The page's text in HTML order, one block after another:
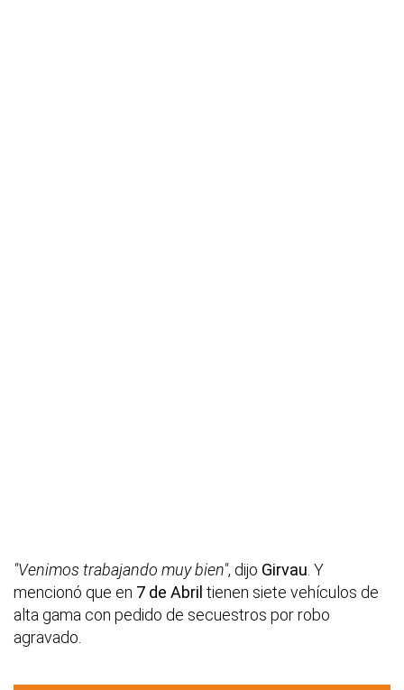
"Venimos trabajando muy bien", dijo Girvau . Y
mencionó que en 7 de Abril tienen siete vehículos de
alta gama con pedido de secuestros por robo
agravado.